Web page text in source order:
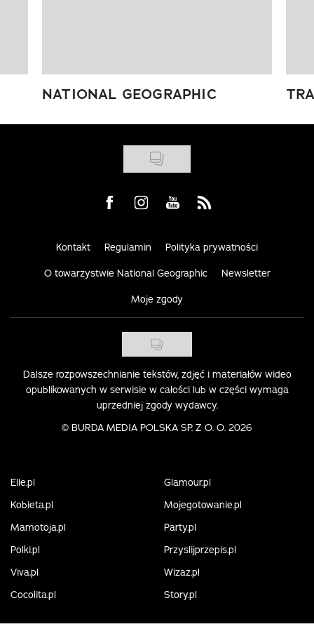
NATIONAL GEOGRAPHIC
Visit us on Facebook
Visit us on Instagram
Visit us on Youtube
Visit us on Rss
Kontakt Regulamin Polityka prywatności
O towarzystwie National Geographic Newsletter
Moje zgody
Dalsze rozpowszechnianie tekstów, zdjęć i materiałów wideo
opublikowanych w serwisie w całości lub w części wymaga
uprzedniej zgody wydawcy.
© BURDA MEDIA POLSKA SP. Z O. O. 2026
Elle.pl
Glamour.pl
Kobieta.pl
Mojegotowanie.pl
Mamotoja.pl
Party.pl
Polki.pl
Przyslijprzepis.pl
Viva.pl
Wizaz.pl
Cocolita.pl
Story.pl